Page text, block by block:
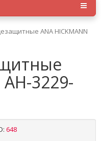
ANA HICKMANN
3229-
648